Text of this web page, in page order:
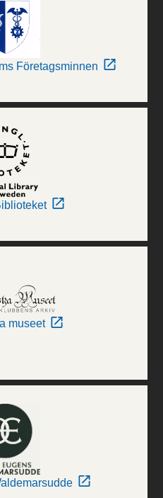
Företagsminnen
museet